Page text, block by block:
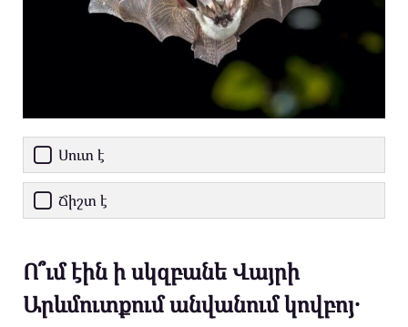
Սուտ է
Ճիշտ է
Ո՞ւմ էին ի սկզբանե Վայրի
Արևմուտքում անվանում կովբոյ․